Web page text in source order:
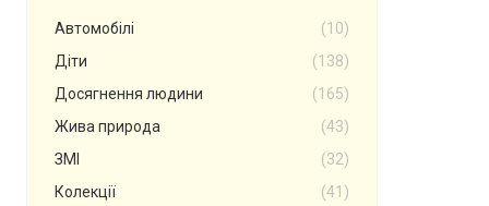
Автомобілі
(10)
Діти
(138)
Досягнення людини
(165)
Жива природа
(43)
ЗМІ
(32)
Колекції
(41)